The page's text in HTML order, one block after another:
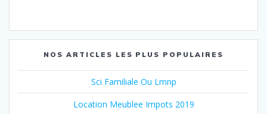
NOS ARTICLES LES PLUS POPULAIRES
Sci Familiale Ou Lmnp
Location Meublee Impots 2019